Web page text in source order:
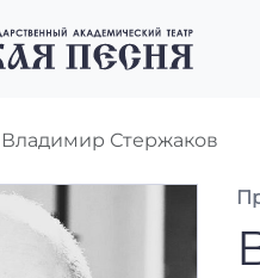
Владимир Стержаков